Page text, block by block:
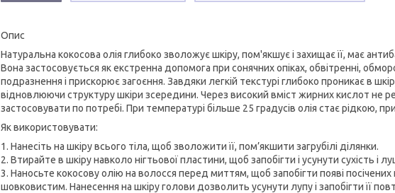
Опис
Натуральна кокосова олія глибоко зволожує шкіру, пом'якшує і захищає її, має
Вона застосовується як екстренна допомога при сонячних опіках, обвітренні,
подразнення і прискорює загоєння. Завдяки легкій текстурі глибоко проникає в
відновлюючи структуру шкіри зсередини. Через високий вміст жирних кислот не
застосовувати по потребі. При температурі більше 25 градусів олія стає рідкою,
Як використовувати:
1. Нанесіть на шкіру всього тіла, щоб зволожити її, пом’якшити загрубілі ділянки.
2. Втирайте в шкіру навколо нігтьової пластини, щоб запобігти і усунути сухість і
3. Наносьте кокосову олію на волосся перед миттям, щоб запобігти появі посічених
шовковистим. Нанесення на шкіру голови дозволить усунути лупу і запобігти її